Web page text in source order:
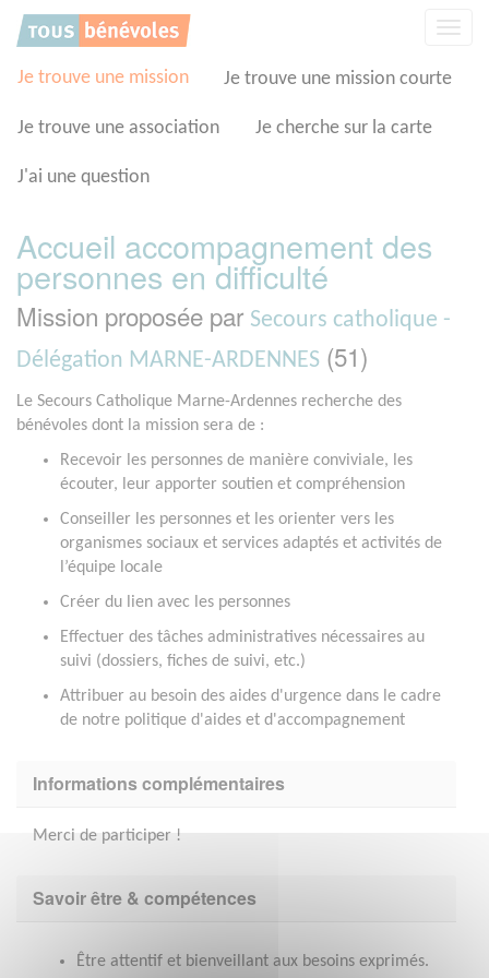
Je trouve une mission Je trouve une mission courte
Je trouve une association Je cherche sur la carte
J'ai une question
Accueil accompagnement des
personnes en difficulté
Mission proposée par Secours catholique -
Délégation MARNE-ARDENNES (51)
Le Secours Catholique Marne-Ardennes recherche des
bénévoles dont la mission sera de :
Recevoir les personnes de manière conviviale, les
écouter, leur apporter soutien et compréhension
Conseiller les personnes et les orienter vers les
organismes sociaux et services adaptés et activités de
l’équipe locale
Créer du lien avec les personnes
Effectuer des tâches administratives nécessaires au
suivi (dossiers, fiches de suivi, etc.)
Attribuer au besoin des aides d'urgence dans le cadre
de notre politique d'aides et d'accompagnement
Informations complémentaires
Merci de participer !
Savoir être & compétences
Être attentif et bienveillant aux besoins exprimés.
Panneau de gestion des cookies